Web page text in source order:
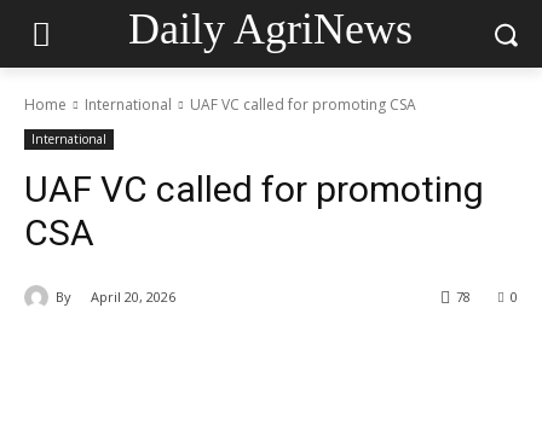
Daily AgriNews
Home International UAF VC called for promoting CSA
International
UAF VC called for promoting
CSA
By April 20, 2026 0
78